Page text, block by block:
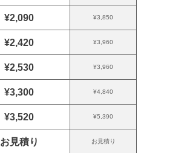
¥2,090 ¥3,850
¥2,420 ¥3,960
¥2,530 ¥3,960
¥3,300 ¥4,840
¥3,520 ¥5,390
お見積り お見積り